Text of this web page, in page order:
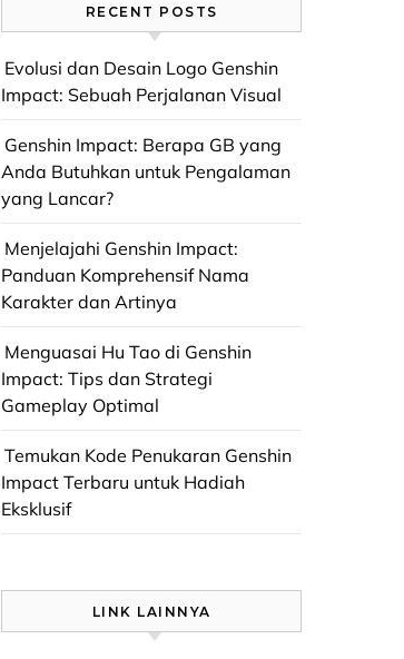
RECENT POSTS
Evolusi dan Desain Logo Genshin
Impact: Sebuah Perjalanan Visual
Genshin Impact: Berapa GB yang
Anda Butuhkan untuk Pengalaman
yang Lancar?
Menjelajahi Genshin Impact:
Panduan Komprehensif Nama
Karakter dan Artinya
Menguasai Hu Tao di Genshin
Impact: Tips dan Strategi
Gameplay Optimal
Temukan Kode Penukaran Genshin
Impact Terbaru untuk Hadiah
Eksklusif
LINK LAINNYA